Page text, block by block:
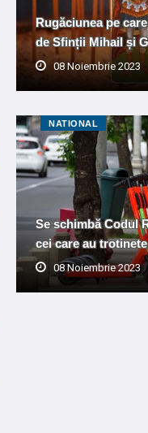
Rugăciunea pe
de Sfinții Mihail și
08 Noiembrie 2023
NATIONAL
Se schimbă Codul
cei care au
08 Noiembrie 2023